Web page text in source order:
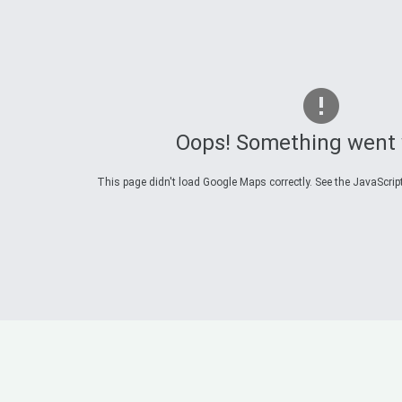
Oops! Something
This page didn't load Google Maps correctly. See the